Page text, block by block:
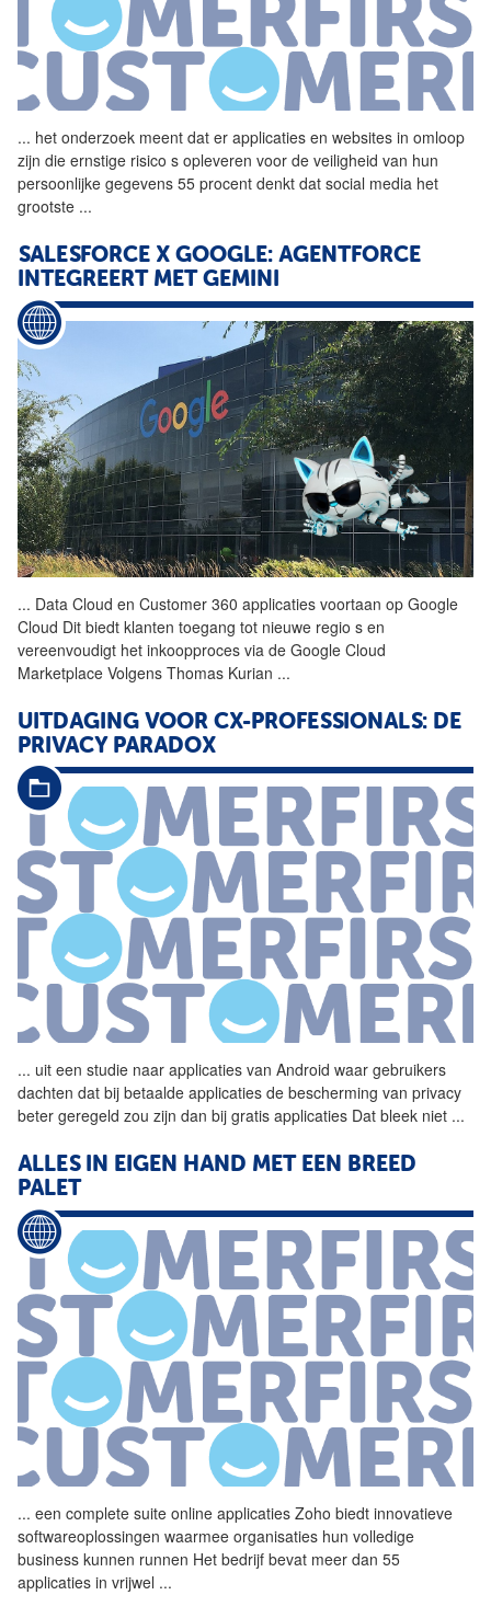
... het onderzoek meent dat er applicaties en websites in omloop
zijn die ernstige risico s opleveren voor de veiligheid van hun
persoonlijke gegevens 55 procent denkt dat social media het
grootste ...
SALESFORCE X GOOGLE: AGENTFORCE
INTEGREERT MET GEMINI
... Data Cloud en Customer 360 applicaties voortaan op Google
Cloud Dit biedt klanten toegang tot nieuwe regio s en
vereenvoudigt het inkoopproces via de Google Cloud
Marketplace Volgens Thomas Kurian ...
UITDAGING VOOR CX-PROFESSIONALS: DE
PRIVACY PARADOX
... uit een studie naar applicaties van Android waar gebruikers
dachten dat bij betaalde applicaties de bescherming van privacy
beter geregeld zou zijn dan bij gratis applicaties Dat bleek niet ...
ALLES IN EIGEN HAND MET EEN BREED
PALET
... een complete suite online applicaties Zoho biedt innovatieve
softwareoplossingen waarmee organisaties hun volledige
business kunnen runnen Het bedrijf bevat meer dan 55
applicaties in vrijwel ...